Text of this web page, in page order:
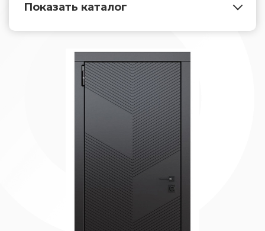
Показать каталог